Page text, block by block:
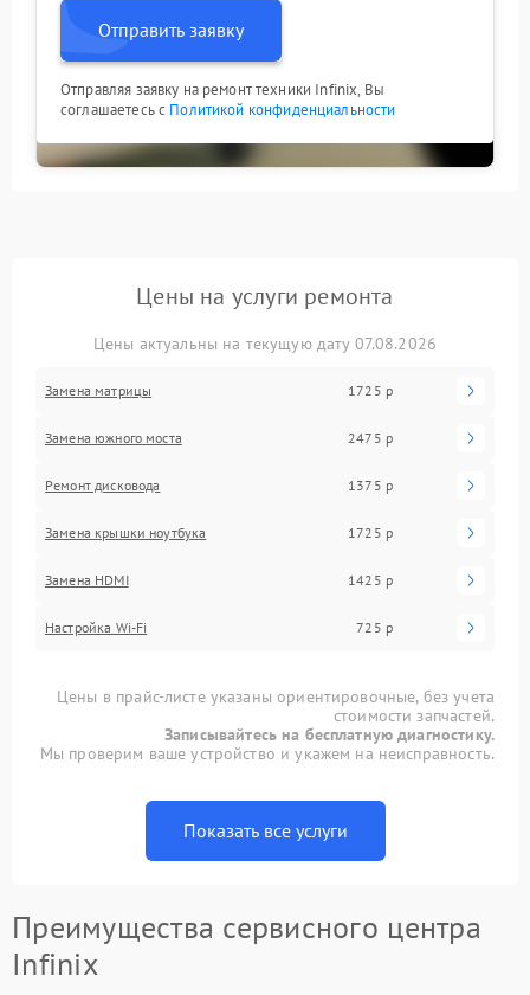
Отправить заявку
Отправляя заявку на ремонт техники Infinix, Вы
соглашаетесь с Политикой конфиденциальности
Цены на услуги ремонта
Цены актуальны на текущую дату 07.08.2026
Замена матрицы 1725 р
Замена южного моста 2475 р
Ремонт дисковода 1375 р
Замена крышки ноутбука 1725 р
Замена HDMI 1425 р
Настройка Wi-Fi 725 р
Цены в прайс-листе указаны ориентировочные, без учета
стоимости запчастей.
Записывайтесь на бесплатную диагностику.
Мы проверим ваше устройство и укажем на неисправность.
Показать все услуги
Преимущества сервисного центра
Infinix